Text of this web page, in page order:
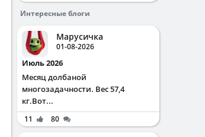
Интересные блоги
Марусичка
01-08-2026
Июль 2026
Месяц долбаной
многозадачности. Вес 57,4
кг.Вот...
11 80